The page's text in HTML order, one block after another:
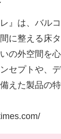
レ』は、バル
に整える床
の外空間を
セプトや、
えた製品の